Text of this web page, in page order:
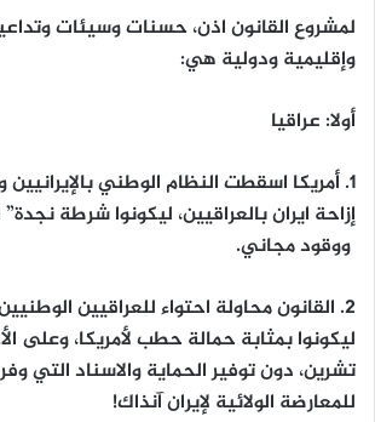
لمشروع القانون اذن، حسنات وسيئات
وإقليمية ودولية هي:
أولا: عراقيا
1. أمريكا اسقطت النظام الوطني بالإيرانيين
إزاحة ايران بالعراقيين، ليكونوا شرطة نجدة”
ووقود مجاني.
2. القانون محاولة احتواء للعراقيين
ليكونوا بمثابة حمالة حطب لأمريكا، وعلى
للمعارضة الولائية لإيران آنذاك!